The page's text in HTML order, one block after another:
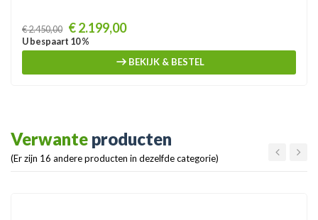
Prijs
€ 2.450,00 € 2.199,00
U bespaart 10 %
BEKIJK & BESTEL
Verwante producten
(Er zijn 16 andere producten in dezelfde categorie)